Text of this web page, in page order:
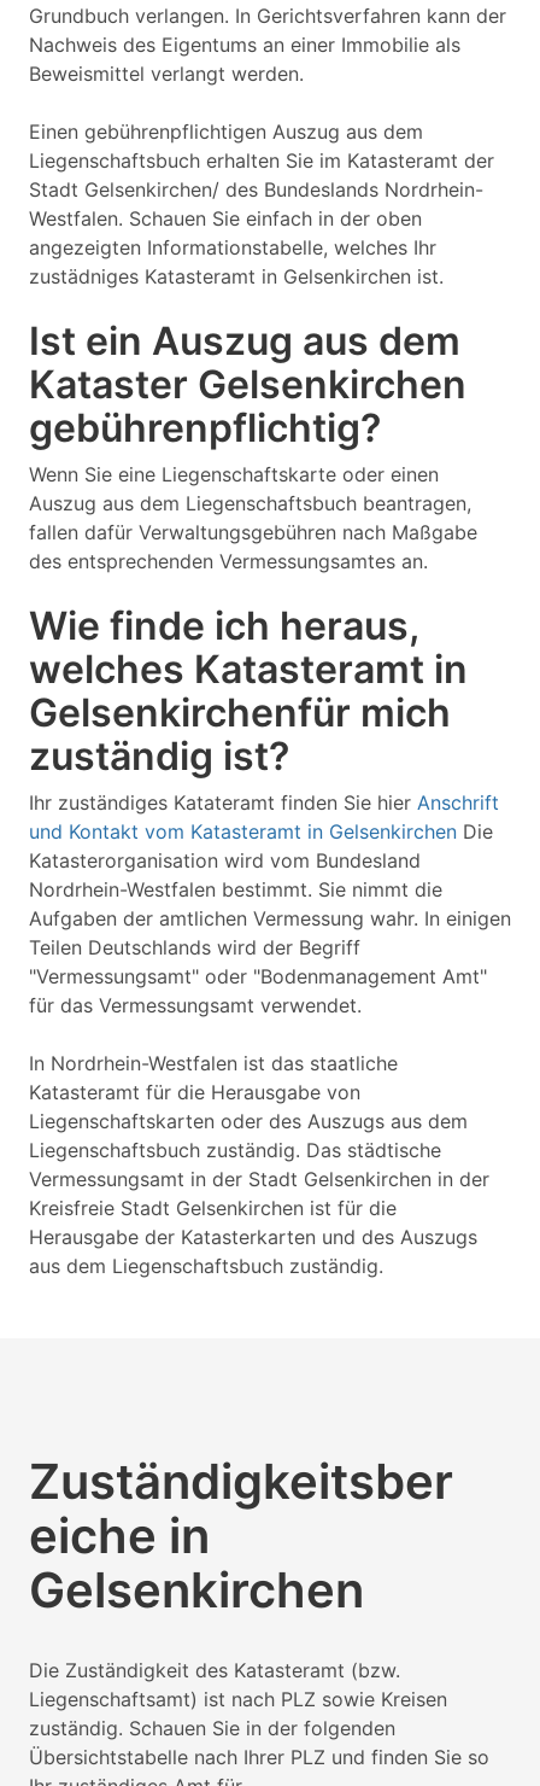
Grundbuch verlangen. In Gerichtsverfahren kann der
Nachweis des Eigentums an einer Immobilie als
Beweismittel verlangt werden.
Einen gebührenpflichtigen Auszug aus dem
Liegenschaftsbuch erhalten Sie im Katasteramt der
Stadt Gelsenkirchen/ des Bundeslands Nordrhein-
Westfalen. Schauen Sie einfach in der oben
angezeigten Informationstabelle, welches Ihr
zustädniges Katasteramt in Gelsenkirchen ist.
Ist ein Auszug aus dem
Kataster Gelsenkirchen
gebührenpflichtig?
Wenn Sie eine Liegenschaftskarte oder einen
Auszug aus dem Liegenschaftsbuch beantragen,
fallen dafür Verwaltungsgebühren nach Maßgabe
des entsprechenden Vermessungsamtes an.
Wie finde ich heraus,
welches Katasteramt in
Gelsenkirchenfür mich
zuständig ist?
Ihr zuständiges Katateramt finden Sie hier Anschrift
und Kontakt vom Katasteramt in Gelsenkirchen Die
Katasterorganisation wird vom Bundesland
Nordrhein-Westfalen bestimmt. Sie nimmt die
Aufgaben der amtlichen Vermessung wahr. In einigen
Teilen Deutschlands wird der Begriff
"Vermessungsamt" oder "Bodenmanagement Amt"
für das Vermessungsamt verwendet.
In Nordrhein-Westfalen ist das staatliche
Katasteramt für die Herausgabe von
Liegenschaftskarten oder des Auszugs aus dem
Liegenschaftsbuch zuständig. Das städtische
Vermessungsamt in der Stadt Gelsenkirchen in der
Kreisfreie Stadt Gelsenkirchen ist für die
Herausgabe der Katasterkarten und des Auszugs
aus dem Liegenschaftsbuch zuständig.
Zuständigkeitsber
eiche in
Gelsenkirchen
Die Zuständigkeit des Katasteramt (bzw.
Liegenschaftsamt) ist nach PLZ sowie Kreisen
zuständig. Schauen Sie in der folgenden
Übersichtstabelle nach Ihrer PLZ und finden Sie so